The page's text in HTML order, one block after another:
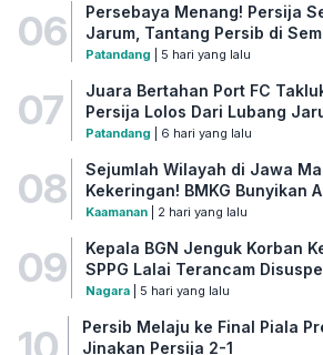
06
Persebaya Menang! Persija
Jarum, Tantang Persib di
Patandang | 5 hari yang lalu
07
Juara Bertahan Port FC
Persija Lolos Dari Lubang
Patandang | 6 hari yang lalu
08
Sejumlah Wilayah di Jawa
Kekeringan! BMKG Bunyikan
Kaamanan| 2 hari yang lalu
09
Kepala BGN Jenguk Korban
SPPG Lalai Terancam
Nagara| 5 hari yang lalu
Persib Melaju ke Final Piala
Jinakan Persija 2-1